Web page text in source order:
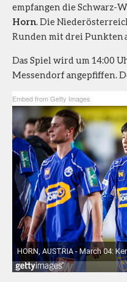
empfangen die Schwarz-
Horn. Die
Runden mit drei Punkten
Das Spiel wird um 14:00
Messendorf angepfiffen.
Embed from Getty Images